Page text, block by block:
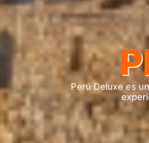
Perú Deluxe es